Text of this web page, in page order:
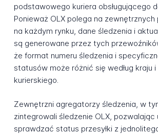
podstawowego kuriera obsługującego
Ponieważ OLX polega na
na każdym rynku, dane śledzenia i
są generowane przez tych
że format numeru śledzenia i
statusów może różnić się według kraju
kurierskiego.
Zewnętrzni agregatorzy śledzenia, w
zintegrowali śledzenie OLX, pozwalając
sprawdzać status przesyłki z